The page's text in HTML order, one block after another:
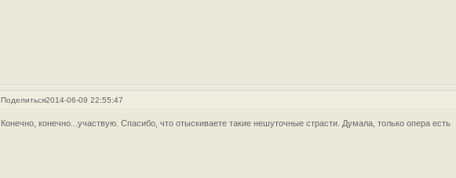
Поделиться2014-06-09 22:55:47
Конечно, конечно...участвую. Спасибо, что отыскиваете такие нешуточные страсти. Думала, только опера есть